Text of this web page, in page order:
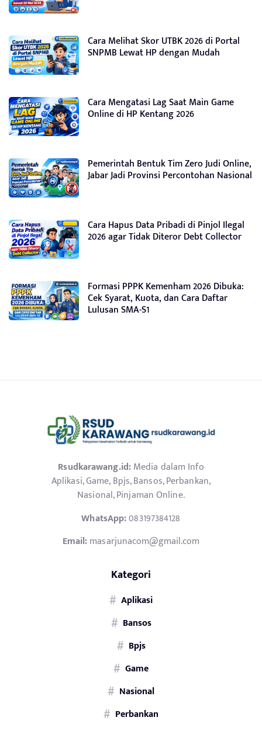
Cara Melihat Skor UTBK 2026 di Portal
SNPMB Lewat HP dengan Mudah
Cara Mengatasi Lag Saat Main Game
Online di HP Kentang 2026
Pemerintah Bentuk Tim Zero Judi Online,
Jabar Jadi Provinsi Percontohan Nasional
Cara Hapus Data Pribadi di Pinjol Ilegal
2026 agar Tidak Diteror Debt Collector
Formasi PPPK Kemenham 2026 Dibuka:
Cek Syarat, Kuota, dan Cara Daftar
Lulusan SMA-S1
Rsudkarawang.id:Media dalam Info
Aplikasi, Game, Bpjs, Bansos, Perbankan,
Nasional, Pinjaman Online.
WhatsApp:083197384128
Email:masarjunacom@gmail.com
Kategori
Aplikasi
Bansos
Bpjs
Game
Nasional
Perbankan